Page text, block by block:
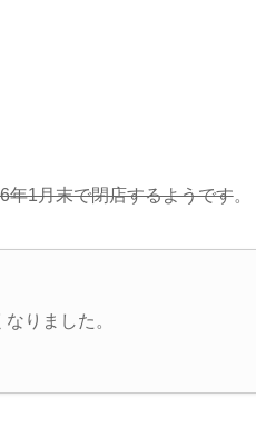
年1月末で閉店するようです。
りました。